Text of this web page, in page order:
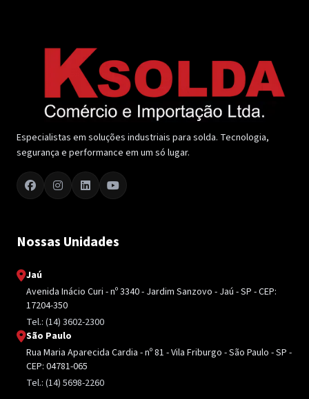
Especialistas em soluções industriais para solda. Tecnologia,
segurança e performance em um só lugar.
Nossas Unidades
Jaú
Avenida Inácio Curi - nº 3340 - Jardim Sanzovo - Jaú - SP - CEP:
17204-350
Tel.: (14) 3602-2300
São Paulo
Rua Maria Aparecida Cardia - nº 81 - Vila Friburgo - São Paulo - SP -
CEP: 04781-065
Tel.: (14) 5698-2260